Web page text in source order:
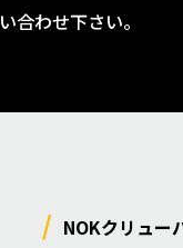
合わせ下さい。
NOKクリュー